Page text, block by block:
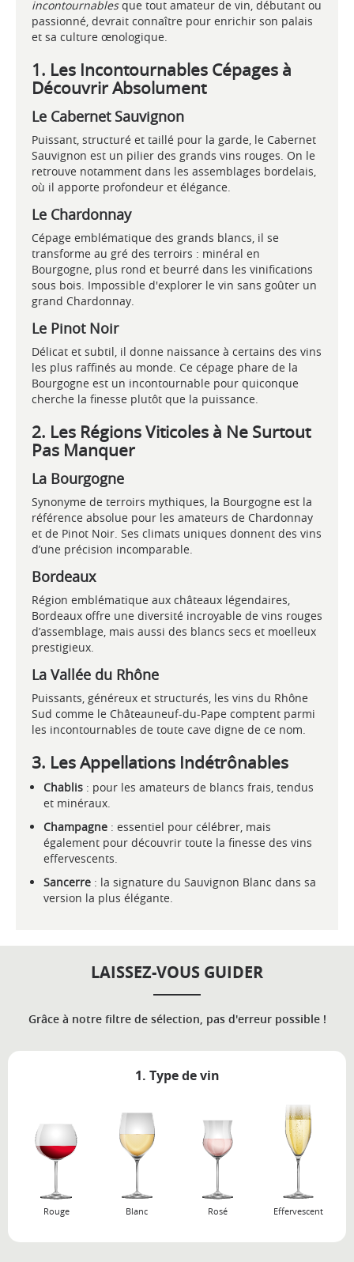
incontournablesque tout amateur de vin, débutant ou
passionné, devrait connaître pour enrichir son palais
et sa culture œnologique.
1. Les Incontournables Cépages à
Découvrir Absolument
Le Cabernet Sauvignon
Puissant, structuré et taillé pour la garde, le Cabernet
Sauvignon est un pilier des grands vins rouges. On le
retrouve notamment dans les assemblages bordelais,
où il apporte profondeur et élégance.
Le Chardonnay
Cépage emblématique des grands blancs, il se
transforme au gré des terroirs : minéral en
Bourgogne, plus rond et beurré dans les vinifications
sous bois. Impossible d'explorer le vin sans goûter un
grand Chardonnay.
Le Pinot Noir
Délicat et subtil, il donne naissance à certains des vins
les plus raffinés au monde. Ce cépage phare de la
Bourgogne est un incontournable pour quiconque
cherche la finesse plutôt que la puissance.
2. Les Régions Viticoles à Ne Surtout
Pas Manquer
La Bourgogne
Synonyme de terroirs mythiques, la Bourgogne est la
référence absolue pour les amateurs de Chardonnay
et de Pinot Noir. Ses climats uniques donnent des vins
d’une précision incomparable.
Bordeaux
Région emblématique aux châteaux légendaires,
Bordeaux offre une diversité incroyable de vins rouges
d’assemblage, mais aussi des blancs secs et moelleux
prestigieux.
La Vallée du Rhône
Puissants, généreux et structurés, les vins du Rhône
Sud comme le Châteauneuf-du-Pape comptent parmi
les incontournables de toute cave digne de ce nom.
3. Les Appellations Indétrônables
Chablis : pour les amateurs de blancs frais, tendus
et minéraux.
Champagne : essentiel pour célébrer, mais
également pour découvrir toute la finesse des vins
effervescents.
Sancerre : la signature du Sauvignon Blanc dans sa
version la plus élégante.
LAISSEZ-VOUS GUIDER
Grâce à notre filtre de sélection, pas d'erreur possible !
1. Type de vin
Rouge Blanc Rosé Effervescent